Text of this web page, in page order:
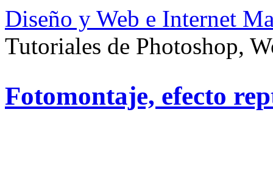
Diseño y Web e Internet
Tutoriales de Photoshop,
Fotomontaje, efecto